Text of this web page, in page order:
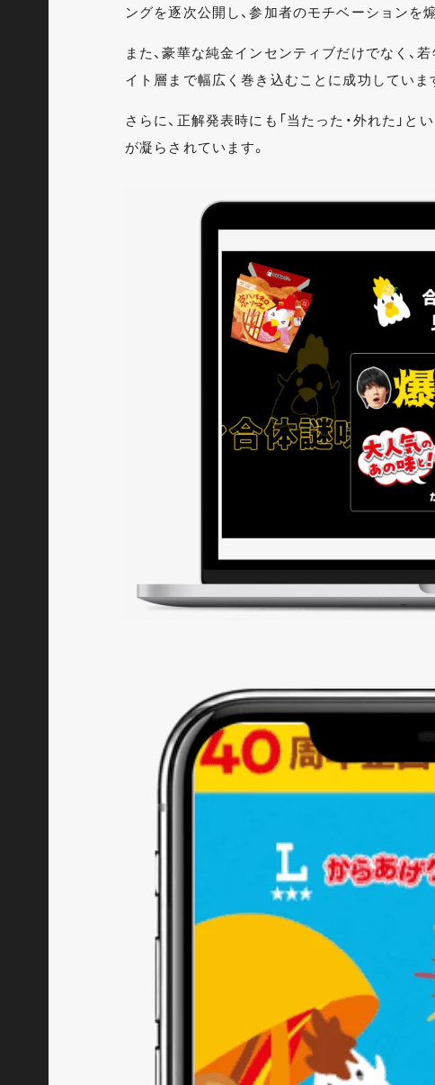
ングを逐次公開し、参加者のモチベーションを
また、豪華な純金インセンティブだけでなく
イト層まで幅広く巻き込むことに成功していま
さらに、正解発表時にも「当たった・外れた」
が凝らされています。